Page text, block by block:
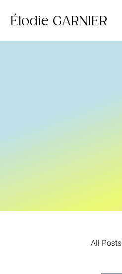
Élodie GARNIER
All Posts